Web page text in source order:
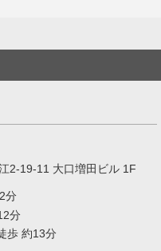
2-19-11 大口増田ビル 1F
分
分
歩 約13分